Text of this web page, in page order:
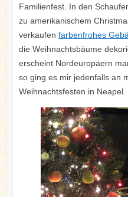
Familienfest. In den
zu amerikanischem
verkaufen farbenfrohes
die Weihnachtsbäume
erscheint Nordeuropäern
so ging es mir jedenfalls an
Weihnachtsfesten in Neapel.